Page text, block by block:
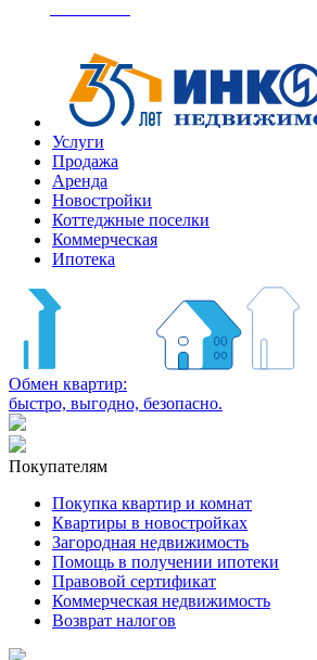
Услуги
Продажа
Аренда
Новостройки
Коттеджные поселки
Коммерческая
Ипотека
Обмен квартир:
быстро, выгодно, безопасно.
Покупателям
Покупка квартир и комнат
Квартиры в новостройках
Загородная недвижимость
Помощь в получении ипотеки
Правовой сертификат
Коммерческая недвижимость
Возврат налогов